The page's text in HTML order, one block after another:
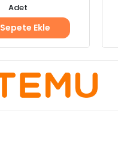
Adet
Sepete Ekle